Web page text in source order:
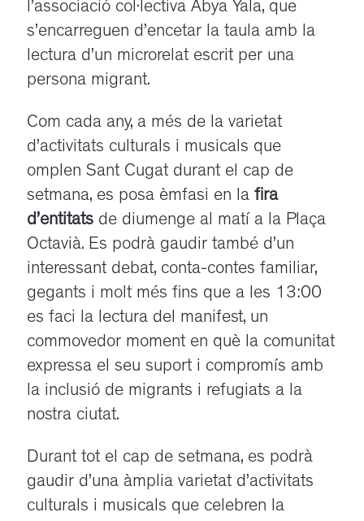
l’associació col·lectiva Abya Yala, que
s’encarreguen d’encetar la taula amb la
lectura d’un microrelat escrit per una
persona migrant.
Com cada any, a més de la varietat
d’activitats culturals i musicals que
omplen Sant Cugat durant el cap de
setmana, es posa èmfasi en la fira
d’entitats de diumenge al matí a la Plaça
Octavià. Es podrà gaudir també d’un
interessant debat, conta-contes familiar,
gegants i molt més fins que a les 13:00
es faci la lectura del manifest, un
commovedor moment en què la comunitat
expressa el seu suport i compromís amb
la inclusió de migrants i refugiats a la
nostra ciutat.
Durant tot el cap de setmana, es podrà
gaudir d’una àmplia varietat d’activitats
culturals i musicals que celebren la